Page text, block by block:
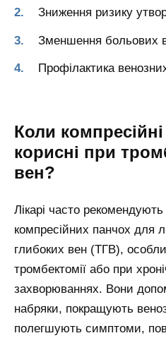
Зниження ризику
Зменшення больових
Профілактика
Коли
корисні при
вен?
Лікарі часто
компресійних панчох для
глибоких вен (ТГВ),
тромбектомії або при
захворюваннях. Вони
набряки, покращують
полегшують симптоми,